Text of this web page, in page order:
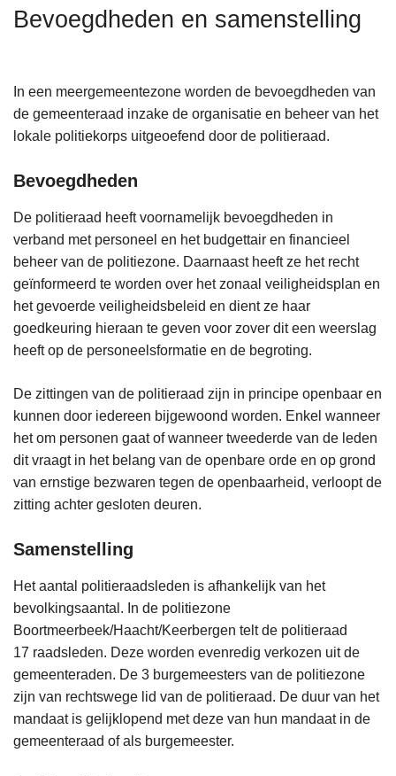
Bevoegdheden en samenstelling
In een meergemeentezone worden de bevoegdheden van
de gemeenteraad inzake de organisatie en beheer van het
lokale politiekorps uitgeoefend door de politieraad.
Bevoegdheden
De politieraad heeft voornamelijk bevoegdheden in
verband met personeel en het budgettair en financieel
beheer van de politiezone. Daarnaast heeft ze het recht
geïnformeerd te worden over het zonaal veiligheidsplan en
het gevoerde veiligheidsbeleid en dient ze haar
goedkeuring hieraan te geven voor zover dit een weerslag
heeft op de personeelsformatie en de begroting.
De zittingen van de politieraad zijn in principe openbaar en
kunnen door iedereen bijgewoond worden. Enkel wanneer
het om personen gaat of wanneer tweederde van de leden
dit vraagt in het belang van de openbare orde en op grond
van ernstige bezwaren tegen de openbaarheid, verloopt de
zitting achter gesloten deuren.
Samenstelling
Het aantal politieraadsleden is afhankelijk van het
bevolkingsaantal. In de politiezone
Boortmeerbeek/Haacht/Keerbergen telt de politieraad
17 raadsleden. Deze worden evenredig verkozen uit de
gemeenteraden. De 3 burgemeesters van de politiezone
zijn van rechtswege lid van de politieraad. De duur van het
mandaat is gelijklopend met deze van hun mandaat in de
gemeenteraad of als burgemeester.